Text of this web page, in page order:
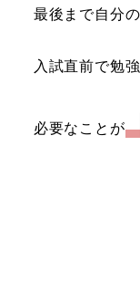
最後まで自分
入試直前で勉
必要なことが